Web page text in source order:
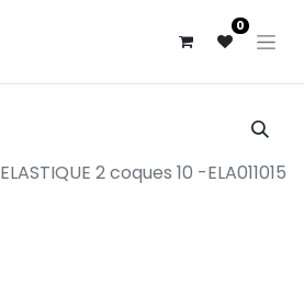
0
ELASTIQUE 2 coques 10 -ELA011015